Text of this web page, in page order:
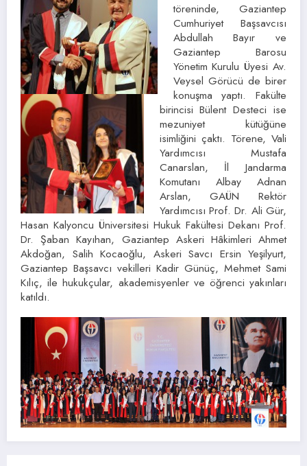
töreninde, Gaziantep
Cumhuriyet Başsavcısı
Abdullah Bayır ve
Gaziantep Barosu
Yönetim Kurulu Üyesi Av.
Veysel Görücü de birer
konuşma yaptı. Fakülte
birincisi Bülent Desteci ise
mezuniyet kütüğüne
isimliğini çaktı. Törene, Vali
Yardımcısı Mustafa
Canarslan, İl Jandarma
Komutanı Albay Adnan
Arslan, GAÜN Rektör
Yardımcısı Prof. Dr. Ali Gür,
Hasan Kalyoncu Üniversitesi Hukuk Fakültesi Dekanı Prof.
Dr. Şaban Kayıhan, Gaziantep Askeri Hâkimleri Ahmet
Akdoğan, Salih Kocaoğlu, Askeri Savcı Ersin Yeşilyurt,
Gaziantep Başsavcı vekilleri Kadir Günüç, Mehmet Sami
Kılıç, ile hukukçular, akademisyenler ve öğrenci yakınları
katıldı.